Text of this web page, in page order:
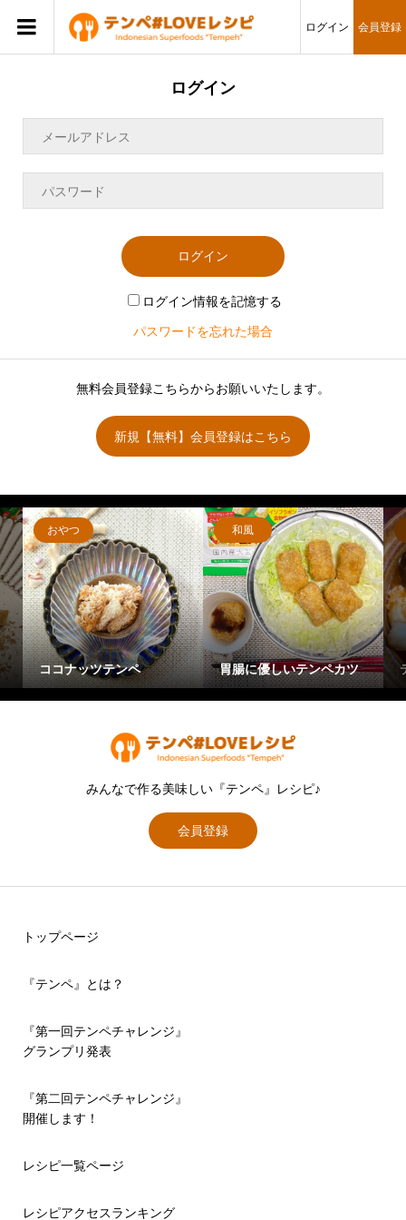
ログイン 会員登録
ログイン
ログイン
ログイン情報を記憶する
パスワードを忘れた場合
無料会員登録こちらからお願いいたします。
新規【無料】会員登録はこちら
おやつ
ココナッツテンペ
和風
胃腸に優しいテンペカツ
みんなで作る美味しい『テンペ』レシピ♪
会員登録
トップページ
『テンペ』とは？
『第一回テンペチャレンジ』
グランプリ発表
『第二回テンペチャレンジ』
開催します！
レシピ一覧ページ
レシピアクセスランキング